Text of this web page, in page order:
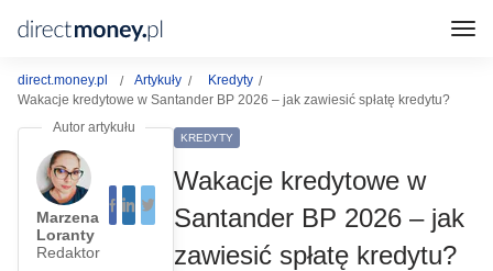
direct.money.pl Artykuły
Kredyty
Wakacje kredytowe w Santander BP 2026 – jak zawiesić spłatę kredytu?
Marzena
Loranty
Redaktor
KREDYTY
Wakacje kredytowe w
Santander BP 2026 – jak
zawiesić spłatę kredytu?